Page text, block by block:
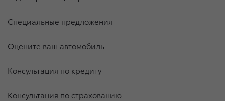
Специальные предложения
Оцените ваш автомобиль
Консультация по кредиту
Консультация по страхованию